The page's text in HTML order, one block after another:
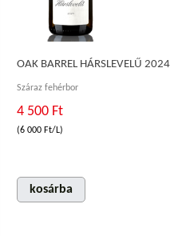
OAK BARREL HÁRSLEVELŰ 2024
Száraz fehérbor
4 500 Ft
(6 000 Ft/L)
kosárba